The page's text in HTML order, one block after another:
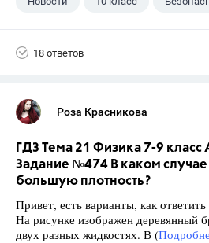
18 ответов
Роза Красникова
ГДЗ Тема 21 Физика 7-9
Задание №474 В каком
большую плотность?
Привет, есть варианты, как
На рисунке изображен деревянный
двух разных жидкостях. В (